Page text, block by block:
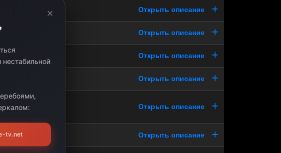
Открыть описание
Открыть описание
Открыть описание
Открыть описание
Открыть описание
Открыть описание
×
нестабильной
tv.net